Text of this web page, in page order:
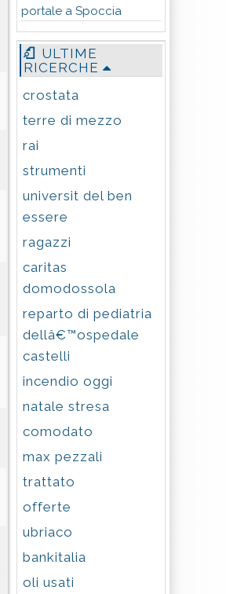
portale a Spoccia
ULTIME
RICERCHE
crostata
terre di mezzo
rai
strumenti
universit del ben
essere
ragazzi
caritas
domodossola
reparto di pediatria
dellâ€™ospedale
castelli
incendio oggi
natale stresa
comodato
max pezzali
trattato
offerte
ubriaco
bankitalia
oli usati